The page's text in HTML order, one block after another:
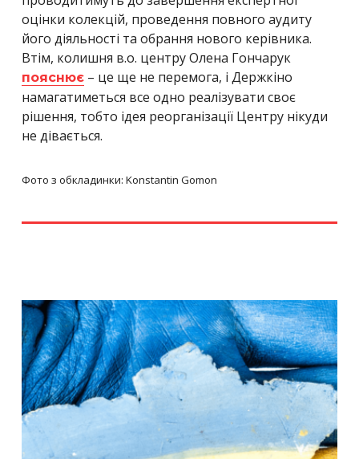
оцінки колекцій, проведення повного аудиту
його діяльності та обрання нового керівника.
Втім, колишня в.о. центру Олена Гончарук
пояснює – це ще не перемога, і Держкіно
намагатиметься все одно реалізувати своє
рішення, тобто ідея реорганізації Центру нікуди
не дівається.
Фото з обкладинки: Konstantin Gomon